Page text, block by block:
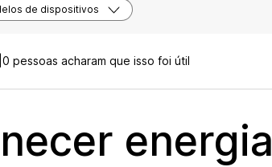
de dispositivos
0 pessoas acharam que isso foi útil